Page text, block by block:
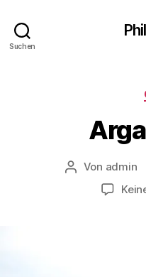
Suchen
Beitragsautor
Von admin